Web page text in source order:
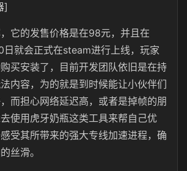
]
它的发售价格是在98元，并且在
就会正式在steam进行上线，玩家
买安装了，目前开发团队依旧是在持
内容，为的就是到时候能让小伙伴们
而担心网络延迟高，或者是掉帧的朋
使用虎牙奶瓶这类工具来帮自己优
受其所带来的强大专线加速进程，确
丝滑。